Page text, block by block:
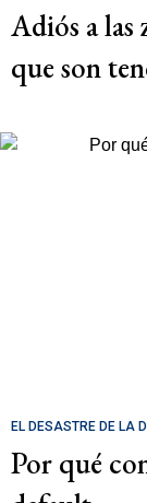
Adiós a las
que son
EL DESASTRE DE LA
Por qué